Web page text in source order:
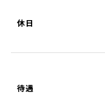
休日
待遇